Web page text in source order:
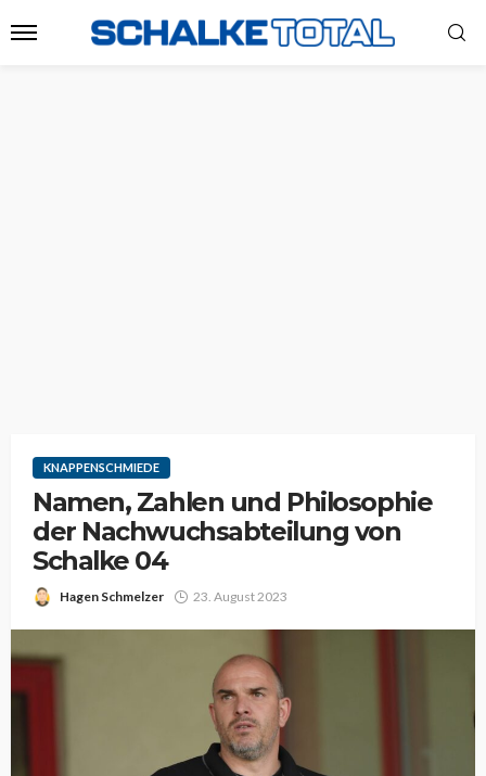
KNAPPENSCHMIEDE
Namen, Zahlen und Philosophie
der Nachwuchsabteilung von
Schalke 04
Hagen Schmelzer 23. August 2023